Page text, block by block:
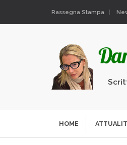
Rassegna Stampa
HOME